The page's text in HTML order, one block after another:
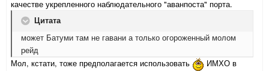
качестве укрепленного наблюдательного "аванпоста" порта.
Цитата
может Батуми там не гавани а только огороженный молом
рейд
Мол, кстати, тоже предполагается использовать
ИМХО в